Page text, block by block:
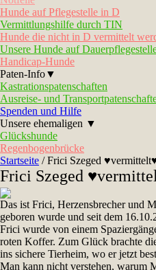
Hunde auf Pflegestelle in D
Vermittlungshilfe durch TIN
Hunde die nicht in D vermittelt
Unsere Hunde auf
Handicap-Hunde
Paten-Info▼
Kastrationspatenschaften
Ausreise- und
Spenden und Hilfe
Unsere ehemaligen ▼
Glückshunde
Regenbogenbrücke
Startseite /Frici Szeged
Frici Szeged
Das ist Frici, Herzensbrecher und
geboren wurde und seit dem
Frici wurde von einem
roten Koffer. Zum Glück brachte
ins sichere Tierheim, wo er jetzt
Man kann nicht verstehen, warum